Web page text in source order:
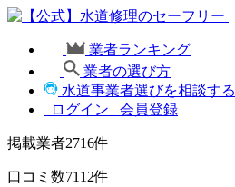
業者ランキング
業者の選び方
水道事業者選びを相談する
ログイン
会員登録
掲載業者2716件
口コミ数7112件